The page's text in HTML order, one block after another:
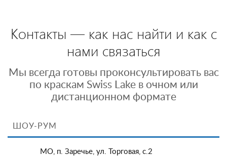
Контакты — как нас найти и как с
нами связаться
Мы всегда готовы проконсультировать вас
по краскам Swiss Lake в очном или
дистанционном формате
ШОУ-РУМ
МО, п. Заречье, ул. Торговая, с.2